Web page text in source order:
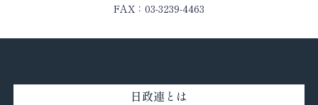
FAX：03-3239-4463
日政連とは